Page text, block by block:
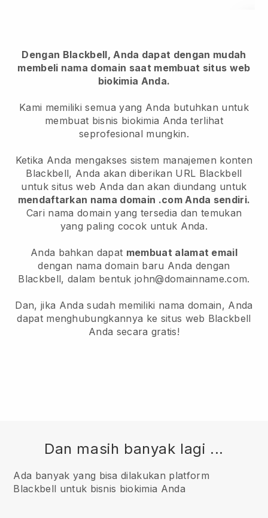
Dengan Blackbell, Anda dapat dengan mudah
membeli nama domain saat membuat situs web
biokimia Anda.
Kami memiliki semua yang Anda butuhkan untuk
membuat bisnis biokimia Anda terlihat
seprofesional mungkin.
Ketika Anda mengakses sistem manajemen konten
Blackbell, Anda akan diberikan URL Blackbell
untuk situs web Anda dan akan diundang untuk
mendaftarkan nama domain .com Anda sendiri.
Cari nama domain yang tersedia dan temukan
yang paling cocok untuk Anda.
Anda bahkan dapat membuat alamat email
dengan nama domain baru Anda dengan
Blackbell, dalam bentuk john@domainname.com.
Dan, jika Anda sudah memiliki nama domain, Anda
dapat menghubungkannya ke situs web Blackbell
Anda secara gratis!
Dan masih banyak lagi ...
Ada banyak yang bisa dilakukan platform
Blackbell untuk bisnis biokimia Anda